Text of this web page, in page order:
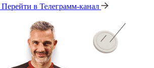
Перейти в Телеграмм-канал